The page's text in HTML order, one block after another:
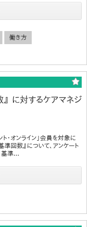
働き方
に対するケアマネジ
ト・オンライン」会員を対象に
回数』について、アンケート
基準...